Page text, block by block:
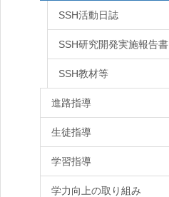
SSH活動日誌
SSH研究開発実施報告書
SSH教材等
進路指導
生徒指導
学習指導
学力向上の取り組み